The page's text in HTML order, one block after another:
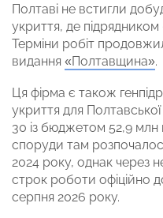
Полтаві не встигли
укриття, де
Терміни робіт
видання «Полтавщина».
Ця фірма є також
укриття для
30 із бюджетом 52,9 млн
споруди там
2024 року, однак через
строк роботи офіційно
серпня 2026 року.